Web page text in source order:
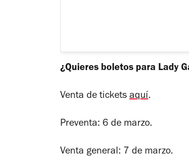
¿Quieres boletos para Lady
Venta de tickets aquí.
Preventa: 6 de marzo.
Venta general: 7 de marzo.